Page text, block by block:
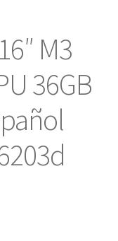
M3
36GB